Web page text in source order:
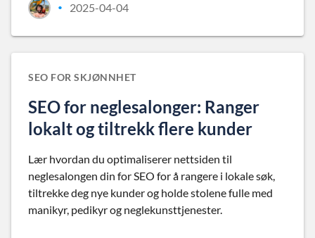
• 2025-04-04
SEO FOR SKJØNNHET
SEO for neglesalonger: Ranger
lokalt og tiltrekk flere kunder
Lær hvordan du optimaliserer nettsiden til
neglesalongen din for SEO for å rangere i lokale søk,
tiltrekke deg nye kunder og holde stolene fulle med
manikyr, pedikyr og neglekunsttjenester.